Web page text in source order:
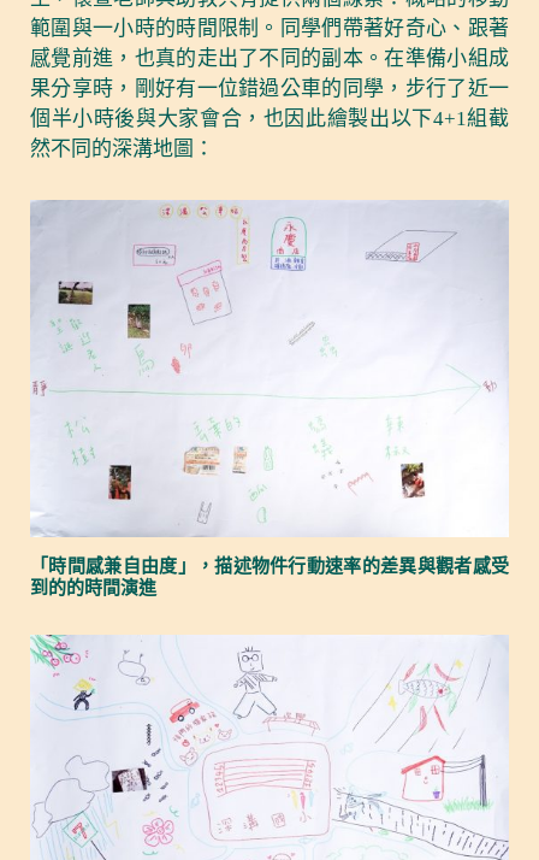
範圍與一小時的時間限制。同學們帶著好奇心、跟著
感覺前進，也真的走出了不同的副本。在準備小組成
果分享時，剛好有一位錯過公車的同學，步行了近一
個半小時後與大家會合，也因此繪製出以下4+1組截
然不同的深溝地圖：
「時間感兼自由度」，描述物件行動速率的差異與觀者感受
到的的時間演進